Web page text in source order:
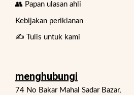
👥 Papan ulasan ahli
Kebijakan periklanan
✍️ Tulis untuk kami
menghubungi
74 No Bakar Mahal Sadar Bazar,